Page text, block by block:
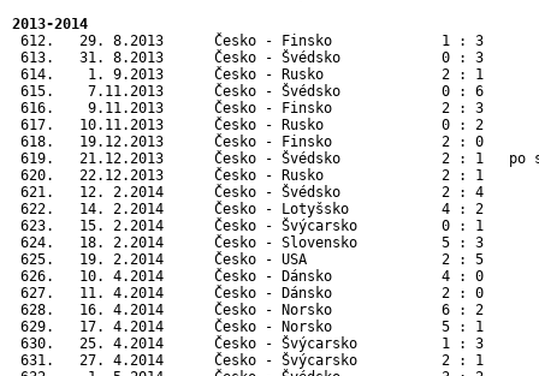
2013-2014
612.   29. 8.2013      Česko - Finsko             1 : 3
613.   31. 8.2013      Česko - Švédsko            0 : 3
614.    1. 9.2013      Česko - Rusko              2 : 1
615.    7.11.2013      Česko - Švédsko            0 : 6
616.    9.11.2013      Česko - Finsko             2 : 3
617.   10.11.2013      Česko - Rusko              0 : 2
618.   19.12.2013      Česko - Finsko             2 : 0
619.   21.12.2013      Česko - Švédsko            2 : 1   po
620.   22.12.2013      Česko - Rusko              2 : 1
621.   12. 2.2014      Česko - Švédsko
622.   14. 2.2014      Česko - Lotyšsko
623.   15. 2.2014      Česko - Švýcarsko
624.   18. 2.2014      Česko - Slovensko
625.   19. 2.2014      Česko - USA
626.   10. 4.2014      Česko - Dánsko             4 : 0
627.   11. 4.2014      Česko - Dánsko             2 : 0
628.   16. 4.2014      Česko - Norsko             6 : 2
629.   17. 4.2014      Česko - Norsko             5 : 1
630.   25. 4.2014      Česko - Švýcarsko          1 : 3
631.   27. 4.2014      Česko - Švýcarsko          2 : 1